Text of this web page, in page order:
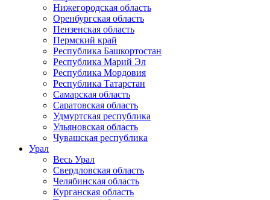
Нижегородская область
Оренбургская область
Пензенская область
Пермский край
Республика Башкортостан
Республика Марий Эл
Республика Мордовия
Республика Татарстан
Самарская область
Саратовская область
Удмуртская республика
Ульяновская область
Чувашская республика
Урал
Весь Урал
Свердловская область
Челябинская область
Курганская область